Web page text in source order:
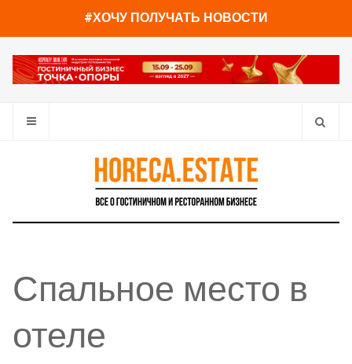
#ХОЧУ ПОЛУЧАТЬ НОВОСТИ
Спальное место в
отеле